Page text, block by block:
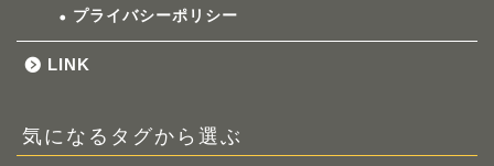
プライバシーポリシー
LINK
気になるタグから選ぶ